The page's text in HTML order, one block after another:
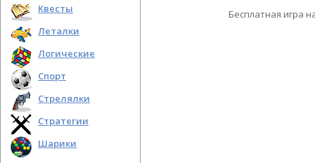
Квесты
Леталки
Логические
Спорт
Стрелялки
Стратегии
Шарики
Бесплатная игра